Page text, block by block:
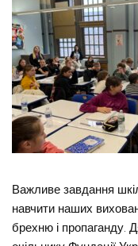
Важливе завдання
навчити наших
брехню і пропаганду.